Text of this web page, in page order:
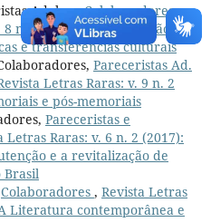
Ad. hoc,Colaboradores,
n. Especial (2019): Edição
e transferências culturais
Pareceristas Ad.
Letras Raras: v. 9 n. 2
e pós-memoriais
Pareceristas e
Letras Raras: v. 6 n. 2 (2017):
e a revitalização de
Colaboradores , Revista Letras
Literatura contemporânea e